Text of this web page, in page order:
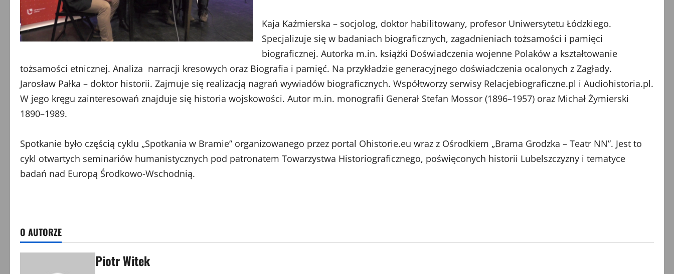
Kaja Kaźmierska – socjolog, doktor habilitowany, profesor Uniwersytetu Łódzkiego.
Specjalizuje się w badaniach biograficznych, zagadnieniach tożsamości i pamięci
biograficznej. Autorka m.in. książki Doświadczenia wojenne Polaków a kształtowanie
tożsamości etnicznej. Analiza narracji kresowych oraz Biografia i pamięć. Na przykładzie generacyjnego doświadczenia ocalonych z Zagłady.
Jarosław Pałka – doktor historii. Zajmuje się realizacją nagrań wywiadów biograficznych. Współtworzy serwisy Relacjebiograficzne.pl i Audiohistoria.pl.
W jego kręgu zainteresowań znajduje się historia wojskowości. Autor m.in. monografii Generał Stefan Mossor (1896–1957) oraz Michał Żymierski
1890–1989.
Spotkanie było częścią cyklu „Spotkania w Bramie” organizowanego przez portal Ohistorie.eu wraz z Ośrodkiem „Brama Grodzka – Teatr NN”. Jest to
cykl otwartych seminariów humanistycznych pod patronatem Towarzystwa Historiograficznego, poświęconych historii Lubelszczyzny i tematyce
badań nad Europą Środkowo-Wschodnią.
O AUTORZE
Piotr Witek